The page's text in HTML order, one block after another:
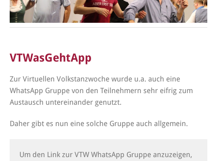
VTWasGehtApp
Zur Virtuellen Volkstanzwoche wurde u.a. auch eine
WhatsApp Gruppe von den Teilnehmern sehr eifrig zum
Austausch untereinander genutzt.
Daher gibt es nun eine solche Gruppe auch allgemein.
Um den Link zur VTW WhatsApp Gruppe anzuzeigen,